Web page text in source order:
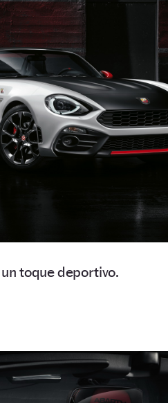
toque deportivo.